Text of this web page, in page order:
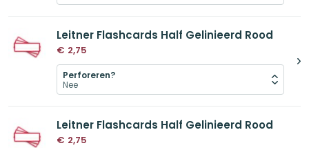
Leitner Flashcards Half Gelinieerd Rood
€ 2,75
Perforeren?
Leitner Flashcards Half Gelinieerd Rood
€ 2,75